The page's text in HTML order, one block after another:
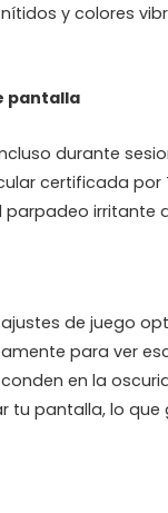
y colores
pantalla
durante
certificada por
parpadeo irritante
de juego
para ver
en la
tu pantalla, lo